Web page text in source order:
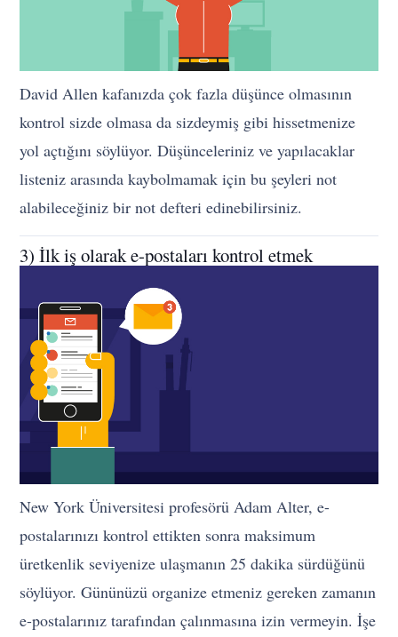
David Allen kafanızda çok fazla düşünce olmasının
kontrol sizde olmasa da sizdeymiş gibi hissetmenize
yol açtığını söylüyor. Düşünceleriniz ve yapılacaklar
listeniz arasında kaybolmamak için bu şeyleri not
alabileceğiniz bir not defteri edinebilirsiniz.
3) İlk iş olarak e-postaları kontrol etmek
New York Üniversitesi profesörü Adam Alter, e-
postalarınızı kontrol ettikten sonra maksimum
üretkenlik seviyenize ulaşmanın 25 dakika sürdüğünü
söylüyor. Gününüzü organize etmeniz gereken zamanın
e-postalarınız tarafından çalınmasına izin vermeyin. İşe